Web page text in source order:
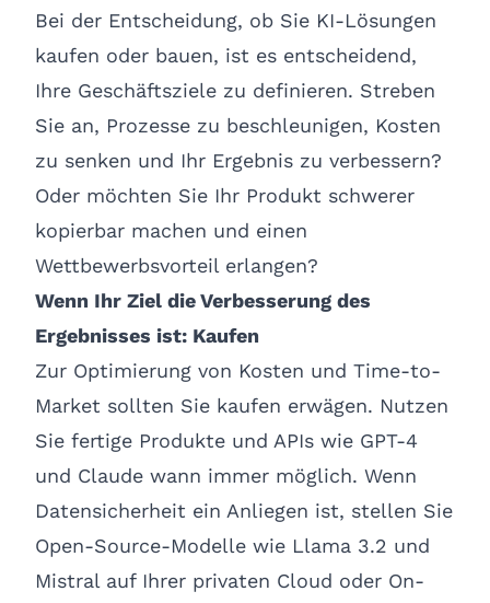
Bei der Entscheidung, ob Sie KI-Lösungen
kaufen oder bauen, ist es entscheidend,
Ihre Geschäftsziele zu definieren. Streben
Sie an, Prozesse zu beschleunigen, Kosten
zu senken und Ihr Ergebnis zu verbessern?
Oder möchten Sie Ihr Produkt schwerer
kopierbar machen und einen
Wettbewerbsvorteil erlangen?
Wenn Ihr Ziel die Verbesserung des
Ergebnisses ist: Kaufen
Zur Optimierung von Kosten und Time-to-
Market sollten Sie kaufen erwägen. Nutzen
Sie fertige Produkte und APIs wie GPT-4
und Claude wann immer möglich. Wenn
Datensicherheit ein Anliegen ist, stellen Sie
Open-Source-Modelle wie Llama 3.2 und
Mistral auf Ihrer privaten Cloud oder On-